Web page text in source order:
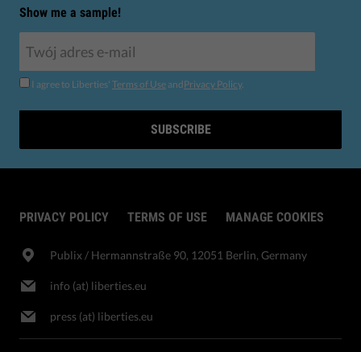
Show me a sample!
I agree to Liberties' Terms of Use andPrivacy Policy.
SUBSCRIBE
PRIVACY POLICY TERMS OF USE MANAGE COOKIES
Publix​ / Hermannstraße 90, 12051 Berlin, Germany
info (at) liberties.eu
press (at) liberties.eu